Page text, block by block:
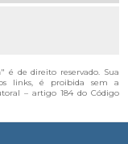
" é de direito reservado. Sua
links, é proibida sem a
– artigo 184 do Código